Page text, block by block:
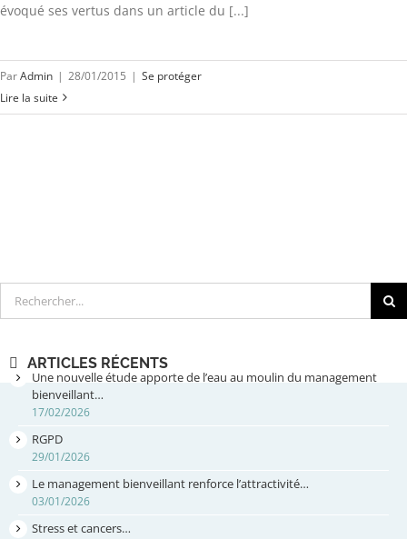
évoqué ses vertus dans un article du [...]
ParAdmin | 28/01/2015 | Se protéger
Lire la suite
Rechercher
ARTICLES RÉCENTS
Une nouvelle étude apporte de l’eau au moulin du management
bienveillant…
17/02/2026
RGPD
29/01/2026
Le management bienveillant renforce l’attractivité…
03/01/2026
Stress et cancers…